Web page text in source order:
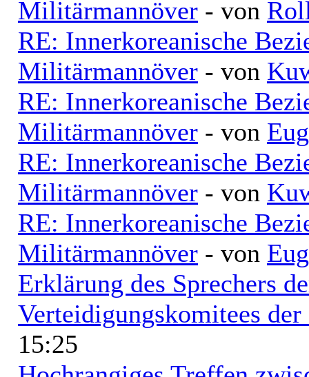
Militärmannöver - von
RE: Innerkoreanische
Militärmannöver - von
RE: Innerkoreanische
Militärmannöver - von
RE: Innerkoreanische
Militärmannöver - von
RE: Innerkoreanische
Militärmannöver - von
Erklärung des Sprechers
Verteidigungskomitees
15:25